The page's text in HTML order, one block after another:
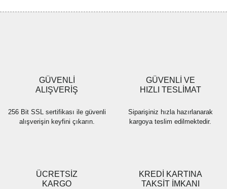
Ürün fiyatı diğer sitelerden daha pahalı.
Bu ürüne benzer farklı alternatifler olmalı.
GÜVENLİ
ALIŞVERİŞ
256 Bit SSL sertifikası ile güvenli
alışverişin keyfini çıkarın.
GÜVENLİ VE
HIZLI TESLİMAT
Siparişiniz hızla hazırlanarak
kargoya teslim edilmektedir.
ÜCRETSİZ
KARGO
KREDİ KARTINA
TAKSİT İMKANI